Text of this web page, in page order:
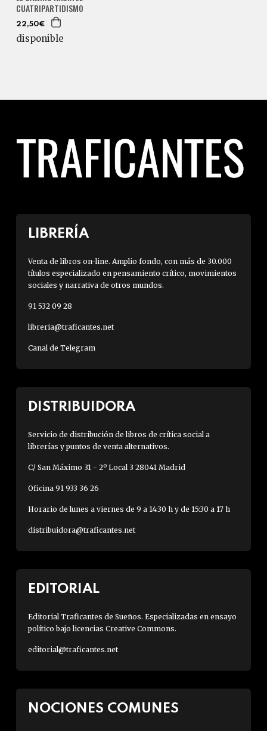
CUATRIPARTIDISMO
22,50€
disponible
LIBRERÍA
Venta de libros on-line. Amplio fondo, con más de 30.000
títulos especializado en pensamiento crítico, movimientos
sociales y narrativa de otros mundos.
91 532 09 28
libreria@traficantes.net
Canal de Telegram
DISTRIBUIDORA
Servicio de distribución de libros de crítica social a
librerías y puntos de venta alternativos.
C/ San Máximo 31 - 2º Local 3 28041 Madrid
Oficina 91 933 36 26
Horario de lunes a viernes de 9 a 14:30 h y de 15:30 a 17 h
distribuidora@traficantes.net
EDITORIAL
Editorial Traficantes de Sueños. Especializadas en ensayo
político bajo licencias Creative Commons.
editorial@traficantes.net
NOCIONES COMUNES